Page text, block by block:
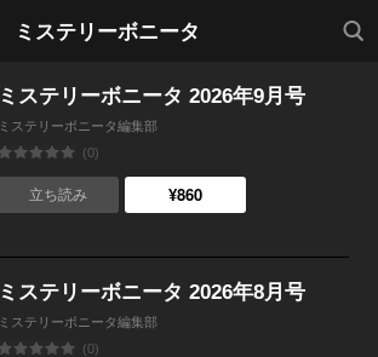
ミステリーボニータ
検索
ミステリーボニータ 2026年9月号
ミステリーボニータ編集部
(0)
立ち読み ¥860
ミステリーボニータ 2026年8月号
ミステリーボニータ編集部
(0)